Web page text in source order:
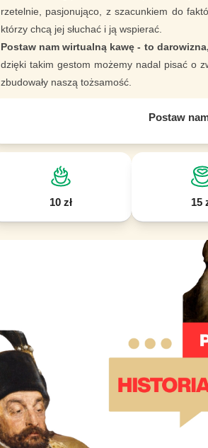
rzetelnie, pasjonująco, z szacunkiem do
którzy chcą jej słuchać i ją wspierać.
Postaw nam wirtualną kawę - to
dzięki takim gestom możemy nadal pisać o
zbudowały naszą tożsamość.
Postaw
10 zł 15